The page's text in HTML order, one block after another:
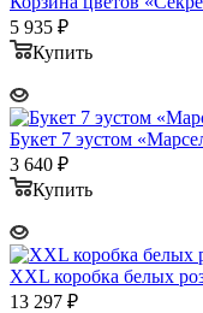
5 935 ₽
Купить
Букет 7 эустом
3 640 ₽
Купить
XXL коробка белых
13 297 ₽